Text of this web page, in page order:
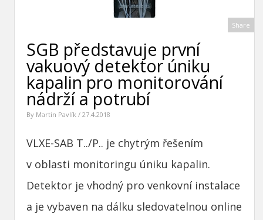
Share
SGB představuje první
vakuový detektor úniku
kapalin pro monitorování
nádrží a potrubí
By Martin Pavlík / 27.4.2018
VLXE-SAB T../P.. je chytrým řešením
v oblasti monitoringu úniku kapalin.
Detektor je vhodný pro venkovní instalace
a je vybaven na dálku sledovatelnou online